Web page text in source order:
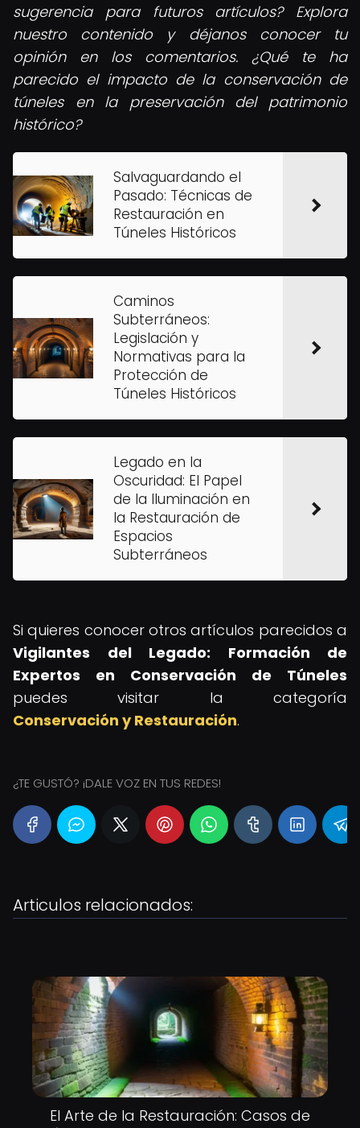
sugerencia para futuros artículos? Explora
nuestro contenido y déjanos conocer tu
opinión en los comentarios. ¿Qué te ha
parecido el impacto de la conservación de
túneles en la preservación del patrimonio
histórico?
Salvaguardando el
Pasado: Técnicas de
Restauración en
Túneles Históricos
Caminos
Subterráneos:
Legislación y
Normativas para la
Protección de
Túneles Históricos
Legado en la
Oscuridad: El Papel
de la Iluminación en
la Restauración de
Espacios
Subterráneos
Si quieres conocer otros artículos parecidos a
Vigilantes del Legado: Formación de
Expertos en Conservación de Túneles
puedes visitar la categoría
Conservación y Restauración.
¿TE GUSTÓ? ¡DALE VOZ EN TUS REDES!
Articulos relacionados:
El Arte de la Restauración: Casos de